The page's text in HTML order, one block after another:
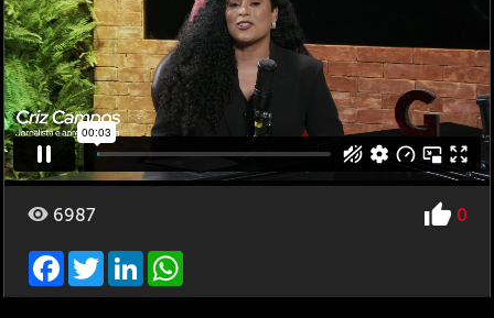
6987 0
Facebook
TwitterLinkedIn